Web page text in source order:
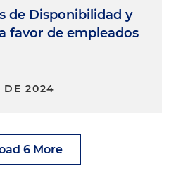
de Disponibilidad y
favor de empleados
DE 2024
6 More